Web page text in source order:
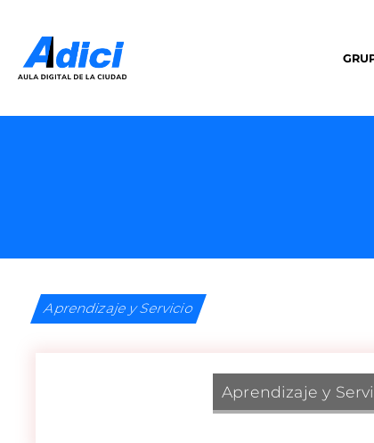
Aprendizaje y Servicio
Aprendizaje y